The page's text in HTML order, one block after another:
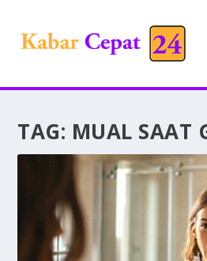
TAG: MUAL SAAT